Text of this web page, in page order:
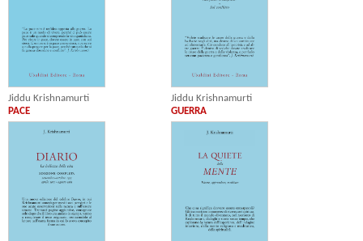
Jiddu Krishnamurti
PACE
Jiddu Krishnamurti
GUERRA